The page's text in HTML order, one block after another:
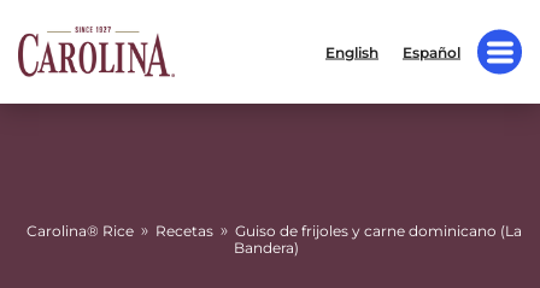
English Español
Carolina® Rice » Recetas » Guiso de frijoles y carne dominicano (La
Bandera)